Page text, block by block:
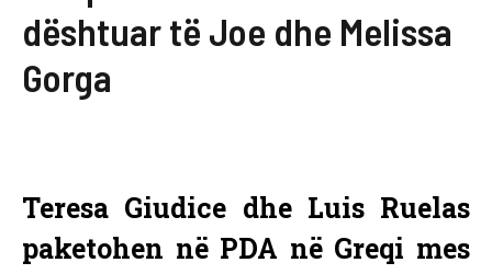
dështuar të Joe dhe Melissa
Gorga
Teresa Giudice dhe Luis Ruelas
paketohen në PDA në Greqi mes